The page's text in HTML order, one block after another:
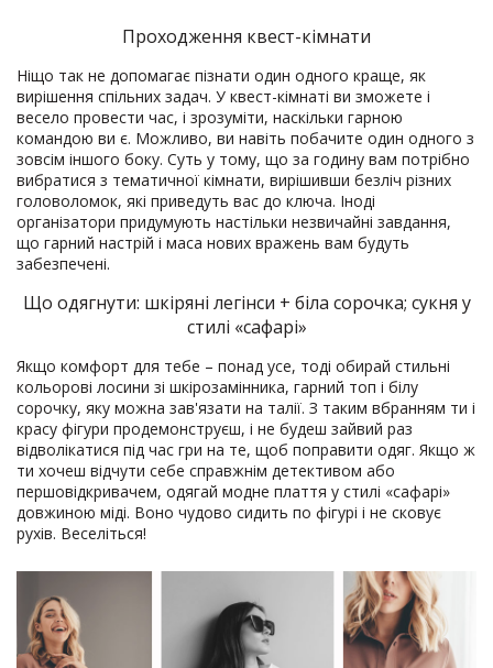
Проходження квест-кімнати
Ніщо так не допомагає пізнати один одного краще, як
вирішення спільних задач. У квест-кімнаті ви зможете і
весело провести час, і зрозуміти, наскільки гарною
командою ви є. Можливо, ви навіть побачите один одного з
зовсім іншого боку. Суть у тому, що за годину вам потрібно
вибратися з тематичної кімнати, вирішивши безліч різних
головоломок, які приведуть вас до ключа. Іноді
організатори придумують настільки незвичайні завдання,
що гарний настрій і маса нових вражень вам будуть
забезпечені.
Що одягнути: шкіряні легінси + біла сорочка; сукня у
стилі «сафарі»
Якщо комфорт для тебе – понад усе, тоді обирай стильні
кольорові лосини зі шкірозамінника, гарний топ і білу
сорочку, яку можна зав'язати на талії. З таким вбранням ти і
красу фігури продемонструєш, і не будеш зайвий раз
відволікатися під час гри на те, щоб поправити одяг. Якщо ж
ти хочеш відчути себе справжнім детективом або
першовідкривачем, одягай модне плаття у стилі «сафарі»
довжиною міді. Воно чудово сидить по фігурі і не сковує
рухів. Веселіться!